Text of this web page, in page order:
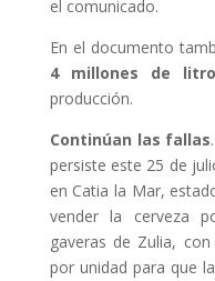
el comunicado.
En el documento
4 millones de
producción.
Continúan las fallas
persiste este 25 de
en Catia la Mar,
vender la cerveza
gaveras de Zulia,
por unidad para que